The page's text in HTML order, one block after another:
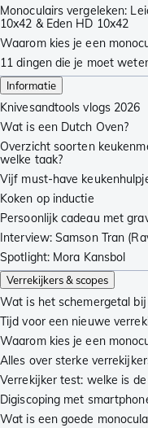
Monoculairs vergeleken:
10x42 & Eden HD 10x42
Waarom kies je een
11 dingen die je moet
Informatie
Knivesandtools vlogs 2026
Wat is een Dutch Oven?
Overzicht soorten
welke taak?
Vijf must-have
Koken op inductie
Persoonlijk cadeau met
Interview: Samson Tran
Spotlight: Mora Kansbol
Verrekijkers & scopes
Wat is het schemergetal bij
Tijd voor een nieuwe
Waarom kies je een
Alles over sterke
Verrekijker test: welke is de
Digiscoping met
Wat is een goede